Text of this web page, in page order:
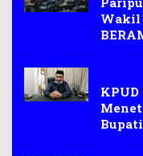
Wakil